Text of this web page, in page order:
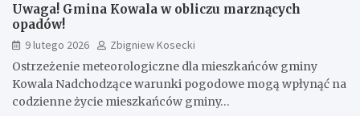
Uwaga! Gmina Kowala w obliczu marznących
opadów!
9 lutego 2026
Zbigniew Kosecki
Ostrzeżenie meteorologiczne dla mieszkańców gminy
Kowala Nadchodzące warunki pogodowe mogą wpłynąć na
codzienne życie mieszkańców gminy…